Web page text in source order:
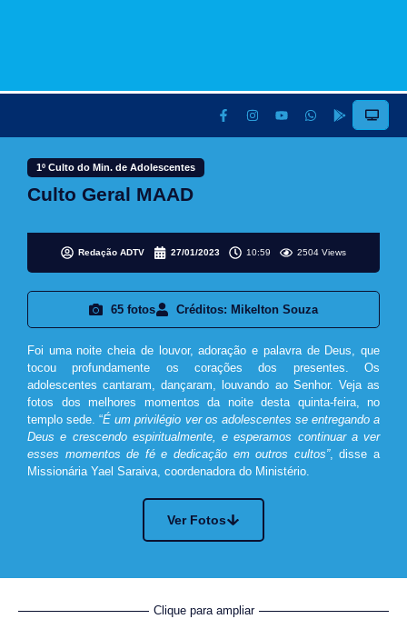
1º Culto do Min. de Adolescentes
Culto Geral MAAD
Redação ADTV 27/01/2023 10:59 2504 Views
65 fotos Créditos: Mikelton Souza
Foi uma noite cheia de louvor, adoração e palavra de Deus, que
tocou profundamente os corações dos presentes. Os
adolescentes cantaram, dançaram, louvando ao Senhor. Veja as
fotos dos melhores momentos da noite desta quinta-feira, no
templo sede. “É um privilégio ver os adolescentes se entregando a
Deus e crescendo espiritualmente, e esperamos continuar a ver
esses momentos de fé e dedicação em outros cultos”, disse a
Missionária Yael Saraiva, coordenadora do Ministério.
Ver Fotos
Clique para ampliar